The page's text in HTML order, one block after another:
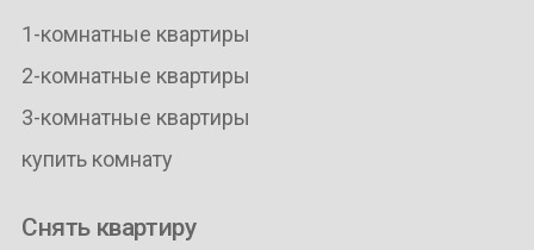
1-комнатные квартиры
2-комнатные квартиры
3-комнатные квартиры
купить комнату
Снять квартиру